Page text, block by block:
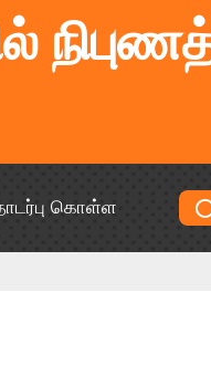
கொள்ள